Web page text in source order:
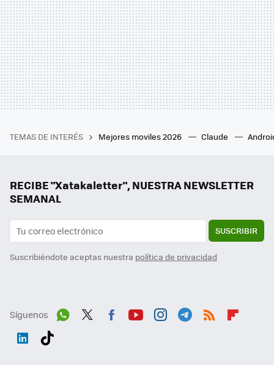
TEMAS DE INTERÉS Mejores moviles 2026 Claude
RECIBE "Xatakaletter", NUESTRA NEWSLETTER
SEMANAL
SUSCRIBIR
Suscribiéndote aceptas nuestra política de privacidad
Síguenos